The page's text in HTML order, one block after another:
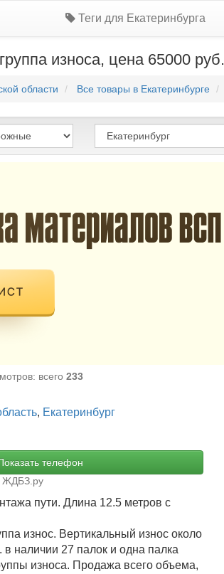
Теги для Екатеринбурга
износа, цена 65000 руб.
области Все товары в Екатеринбурге
всего 233
, Екатеринбург
телефон
ЖДБЗ.ру
пути. Длина 12.5 метров с
износ. Вертикальный износ около
наличии 27 палок и одна палка
износа. Продажа всего объема,